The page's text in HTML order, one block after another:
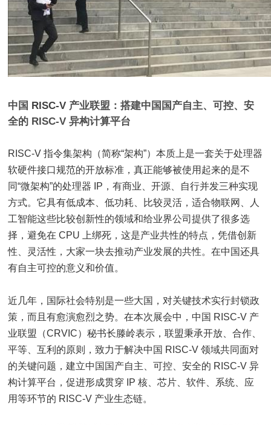
中国 RISC-V 产业联盟：搭建中国国产自主、可控、安
全的 RISC-V 异构计算平台
RISC-V 指令集架构（简称“架构”）本质上是一套关于处理器
软硬件接口规范的开放标准，真正能够被使用起来的是不
同“微架构”的处理器 IP，有商业、开源、自行并发三种实现
方式。它具有低成本、低功耗、比较灵活，适合物联网、人
工智能这些比较创新性的领域和给业界公司提供了很多选
择，避免在 CPU 上绑死，这是产业共性的特点，凭借创新
性、灵活性，大家一块去推动产业发展的共性。在中国还具
有自主可控的意义和价值。
近几年，国际社会特别是一些大国，对关键技术实行封锁政
策，而且有愈演愈烈之势。在本次展会中，中国 RISC-V 产
业联盟（CRVIC）秘书长滕岭表示，联盟秉承开放、合作、
平等、互利的原则，致力于解决中国 RISC-V 领域共同面对
的关键问题，建立中国国产自主、可控、安全的 RISC-V 异
构计算平台，促进形成贯穿 IP 核、芯片、软件、系统、应
用等环节的 RISC-V 产业生态链。